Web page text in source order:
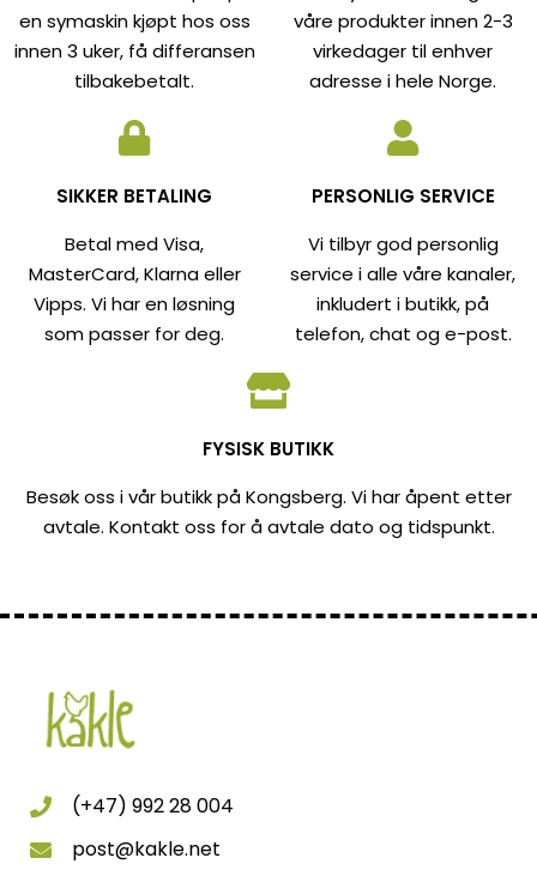
en symaskin kjøpt hos oss
innen 3 uker, få differansen
tilbakebetalt.
våre produkter innen 2-3
virkedager til enhver
adresse i hele Norge.
SIKKER BETALING
Betal med Visa,
MasterCard, Klarna eller
Vipps. Vi har en løsning
som passer for deg.
PERSONLIG SERVICE
Vi tilbyr god personlig
service i alle våre kanaler,
inkludert i butikk, på
telefon, chat og e-post.
FYSISK BUTIKK
Besøk oss i vår butikk på Kongsberg. Vi har åpent etter
avtale. Kontakt oss for å avtale dato og tidspunkt.
(+47) 992 28 004
post@kakle.net